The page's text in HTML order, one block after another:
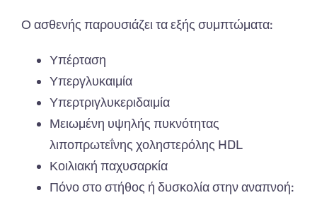
Ο ασθενής παρουσιάζει τα εξής συμπτώματα:
Υπέρταση
Υπεργλυκαιμία
Υπερτριγλυκεριδαιμία
Μειωμένη υψηλής πυκνότητας
λιποπρωτεΐνης χοληστερόλης HDL
Κοιλιακή παχυσαρκία
Πόνο στο στήθος ή δυσκολία στην αναπνοή: